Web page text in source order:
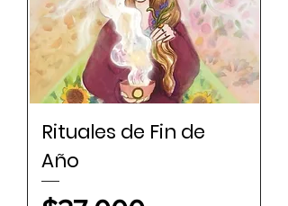
Rituales de Fin de
Año